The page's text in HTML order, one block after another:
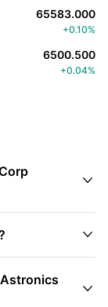
65583.000
+0.10%
6500.500
+0.04%


